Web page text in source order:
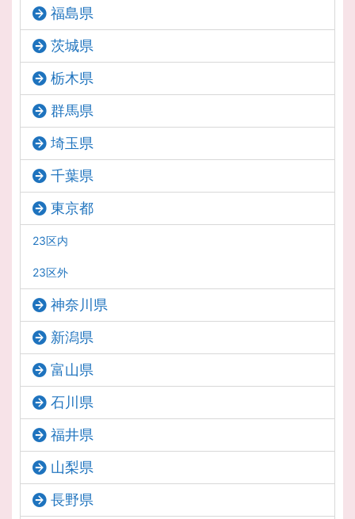
福島県
茨城県
栃木県
群馬県
埼玉県
千葉県
東京都
23区内
23区外
神奈川県
新潟県
富山県
石川県
福井県
山梨県
長野県